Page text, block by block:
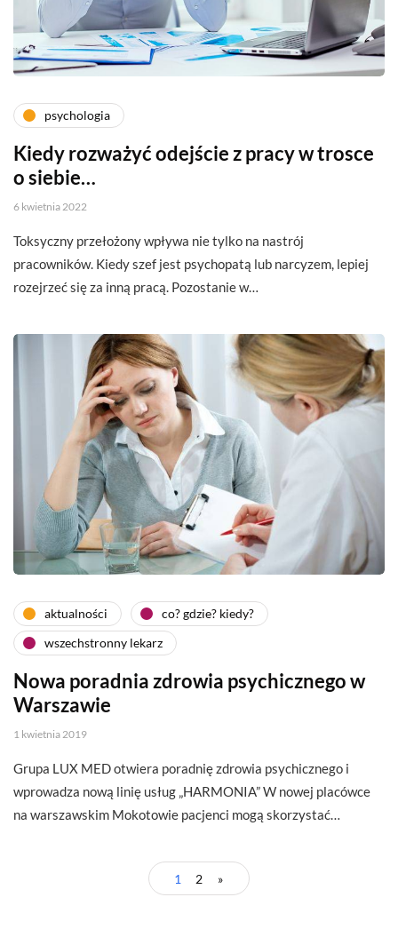
psychologia
Kiedy rozważyć odejście z pracy w trosce
o siebie…
6 kwietnia 2022
Toksyczny przełożony wpływa nie tylko na nastrój
pracowników. Kiedy szef jest psychopatą lub narcyzem, lepiej
rozejrzeć się za inną pracą. Pozostanie w…
aktualności
co? gdzie? kiedy?
wszechstronny lekarz
Nowa poradnia zdrowia psychicznego w
Warszawie
1 kwietnia 2019
Grupa LUX MED otwiera poradnię zdrowia psychicznego i
wprowadza nową linię usług „HARMONIA” W nowej placówce
na warszawskim Mokotowie pacjenci mogą skorzystać…
1 2 »